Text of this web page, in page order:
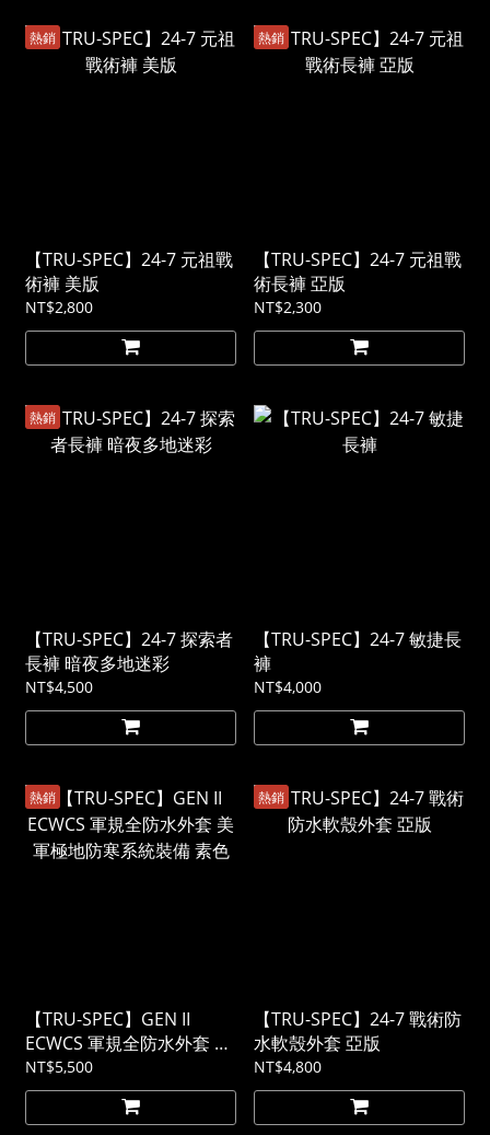
熱銷
【TRU-SPEC】24-7 元祖戰
術褲 美版
NT$2,800
熱銷
【TRU-SPEC】24-7 元祖戰
術長褲 亞版
NT$2,300
熱銷
【TRU-SPEC】24-7 探索者
長褲 暗夜多地迷彩
NT$4,500
【TRU-SPEC】24-7 敏捷長
褲
NT$4,000
熱銷
【TRU-SPEC】GEN II
ECWCS 軍規全防水外套 美
軍極地防寒系統裝備 素色
NT$5,500
熱銷
【TRU-SPEC】24-7 戰術防
水軟殼外套 亞版
NT$4,800